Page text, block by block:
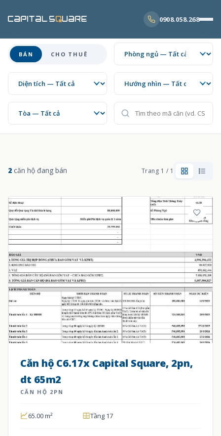
0908.058.268
BÁN CHO THUÊ
2 căn hộ đang bán Trang 1 / 1
Căn hộ C6.17x Capital Square, 2pn,
dt 65m2
CĂN HỘ 2PN
65.00 m² Tầng 17